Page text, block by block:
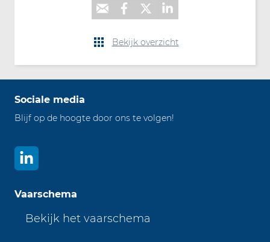
Bekijk overzicht
Sociale media
Blijf op de hoogte door ons te volgen!
Vaarschema
Bekijk het vaarschema